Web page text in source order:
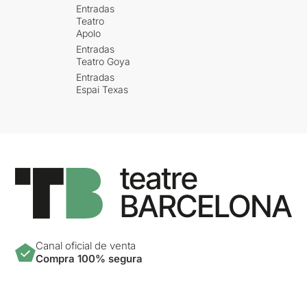
Entradas
Teatro
Apolo
Entradas
Teatro Goya
Entradas
Espai Texas
Canal oficial de venta
Compra 100% segura